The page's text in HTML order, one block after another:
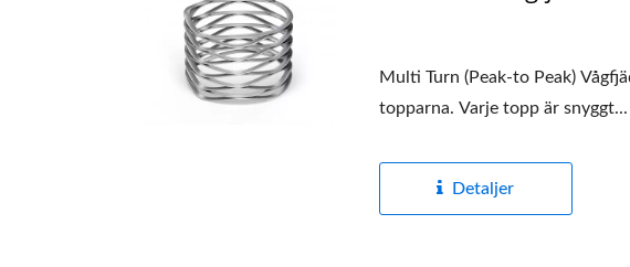
Multi Turn (Peak-to Peak)
topparna. Varje topp är snyggt...
Detaljer